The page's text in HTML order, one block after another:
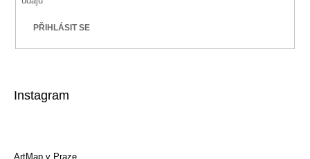
PŘIHLÁSIT SE
Instagram
ArtMap v Praze